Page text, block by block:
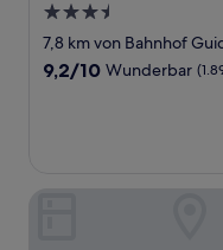
3.5-
Sterne-
Unterkunft
7,8 km von Bahnhof
9.2
9,2/10 Wunderbar
The Reach at